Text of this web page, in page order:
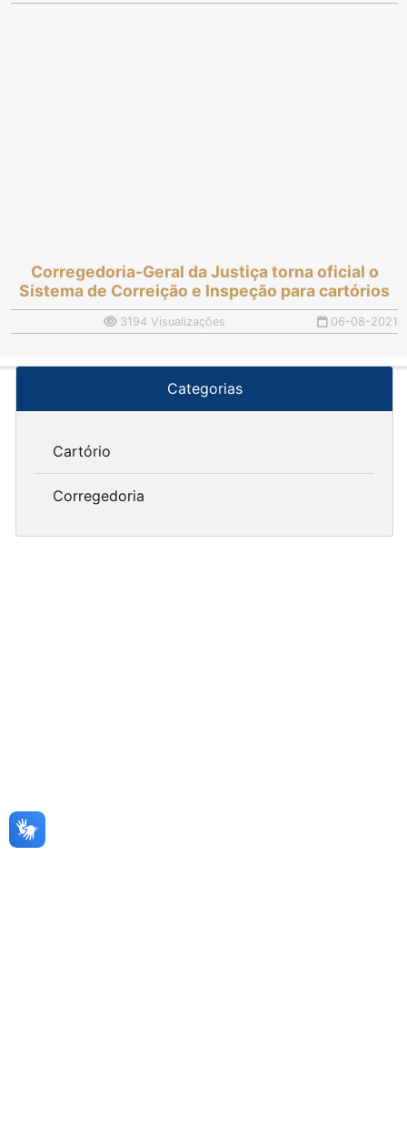
Corregedoria-Geral da Justiça torna oficial o
Sistema de Correição e Inspeção para cartórios
3194 Visualizações 06-08-2021
Categorias
Cartório
Corregedoria